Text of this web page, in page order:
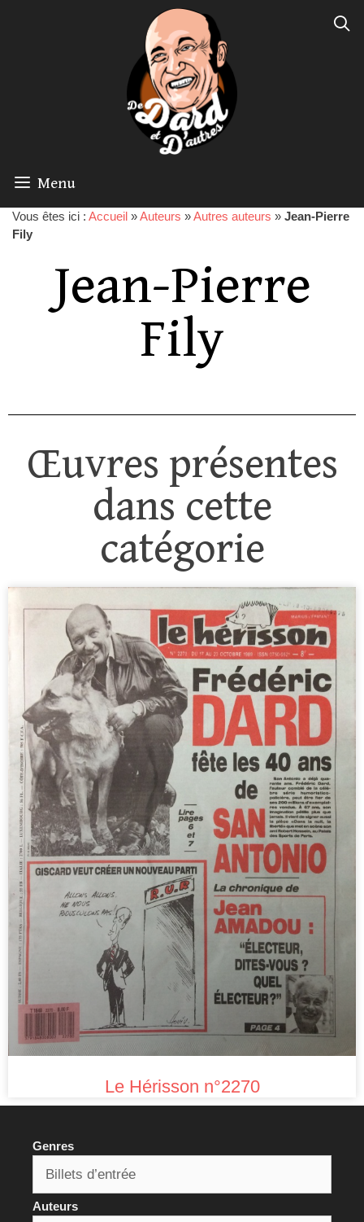
Menu
Vous êtes ici : Accueil »Auteurs »Autres auteurs » Jean-Pierre
Fily
Jean-Pierre
Fily
Œuvres présentes
dans cette
catégorie
Le Hérisson n°2270
Genres
Auteurs